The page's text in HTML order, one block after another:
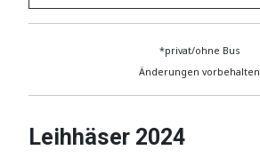
*privat/ohne Bus
Änderungen vorbehalten
Leihhäser 2024